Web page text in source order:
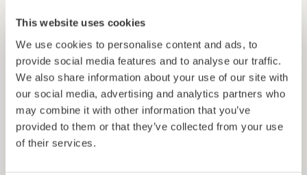
This website uses cookies
We use cookies to personalise content and ads, to
provide social media features and to analyse our traffic.
We also share information about your use of our site with
our social media, advertising and analytics partners who
may combine it with other information that you’ve
provided to them or that they’ve collected from your use
of their services.
%
juro anual prazo
Investido = 15136681€
Reservado = 15000€
Já mais de metade financiado. Não perca. do objetivo